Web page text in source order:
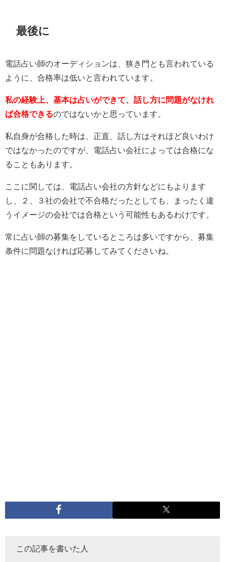
最後に
電話占い師のオーディションは、狭き門とも言われている
ように、合格率は低いと言われています。
私の経験上、基本は占いができて、話し方に問題がなけれ
ば合格できるのではないかと思っています。
私自身が合格した時は、正直、話し方はそれほど良いわけ
ではなかったのですが、電話占い会社によっては合格にな
ることもあります。
ここに関しては、電話占い会社の方針などにもよります
し、２、３社の会社で不合格だったとしても、まったく違
うイメージの会社では合格という可能性もあるわけです。
常に占い師の募集をしているところは多いですから、募集
条件に問題なければ応募してみてくださいね。
この記事を書いた人